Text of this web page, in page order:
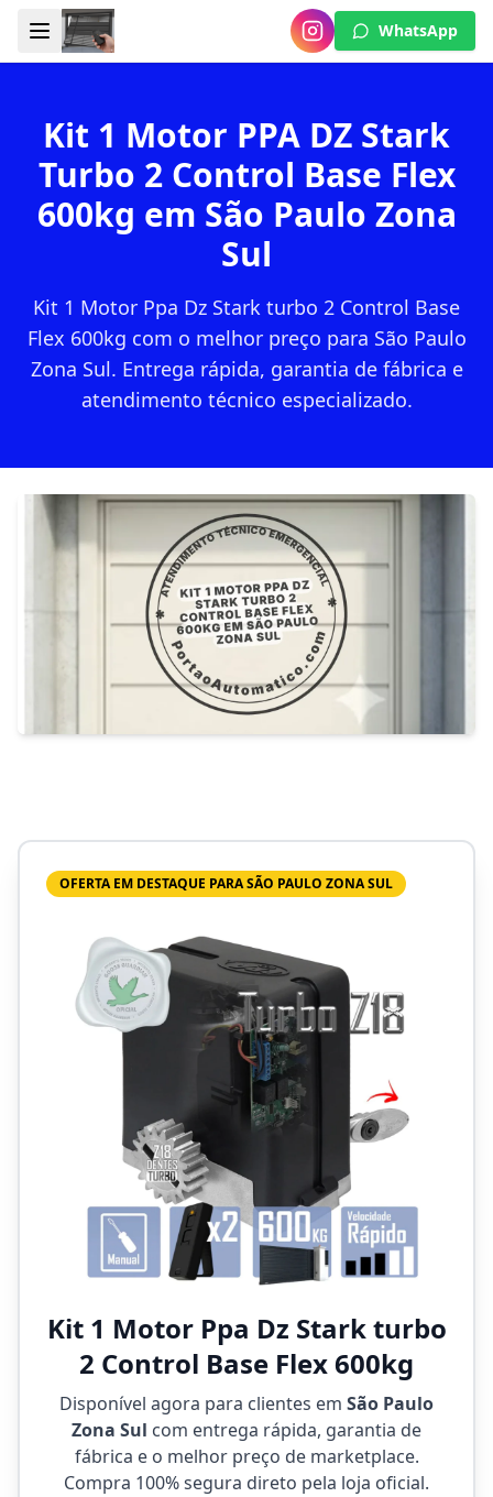
WhatsApp
Kit 1 Motor PPA DZ Stark
Turbo 2 Control Base Flex
600kg em São Paulo Zona
Sul
Kit 1 Motor Ppa Dz Stark turbo 2 Control Base
Flex 600kg com o melhor preço para São Paulo
Zona Sul. Entrega rápida, garantia de fábrica e
atendimento técnico especializado.
OFERTA EM DESTAQUE PARA SÃO PAULO ZONA SUL
Kit 1 Motor Ppa Dz Stark turbo
2 Control Base Flex 600kg
Disponível agora para clientes em São Paulo
Zona Sul com entrega rápida, garantia de
fábrica e o melhor preço de marketplace.
Compra 100% segura direto pela loja oficial.